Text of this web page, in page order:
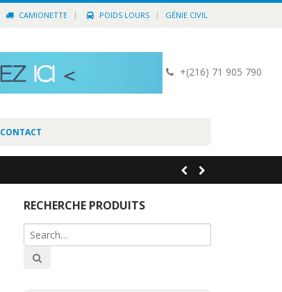
CAMIONETTE POIDS LOURS GÉNIE CIVIL
+(216) 71 905 790
CONTACT
RECHERCHE PRODUITS